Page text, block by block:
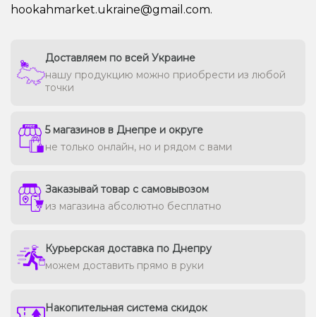
Электронные сигареты (POD)
Жидкости для электронных сигарет
Уценка
hookahmarket.ukraine@gmail.com.
Доставляем по всей Украине
нашу продукцию можно приобрести из любой
точки
5 магазинов в Днепре и округе
не только онлайн, но и рядом с вами
Заказывай товар с самовывозом
из магазина абсолютно бесплатно
Курьерская доставка по Днепру
можем доставить прямо в руки
Накопительная система скидок